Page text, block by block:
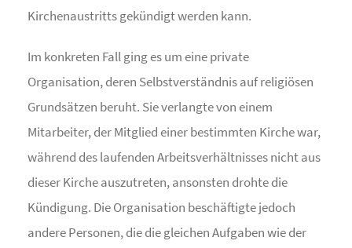
Kirchenaustritts gekündigt werden kann.
Im konkreten Fall ging es um eine private
Organisation, deren Selbstverständnis auf religiösen
Grundsätzen beruht. Sie verlangte von einem
Mitarbeiter, der Mitglied einer bestimmten Kirche war,
während des laufenden Arbeitsverhältnisses nicht aus
dieser Kirche auszutreten, ansonsten drohte die
Kündigung. Die Organisation beschäftigte jedoch
andere Personen, die die gleichen Aufgaben wie der